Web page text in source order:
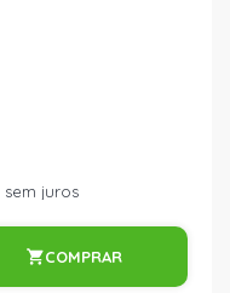
sem juros
COMPRAR